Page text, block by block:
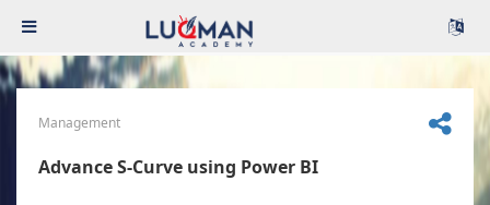
Management
Advance S-Curve using Power BI